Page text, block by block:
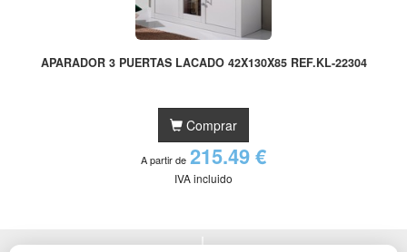
APARADOR 3 PUERTAS LACADO 42X130X85 REF.KL-22304
Comprar
A partir de 215.49 €
IVA incluido